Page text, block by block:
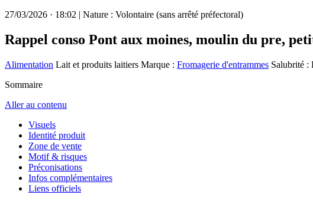
27/03/2026 · 18:02 | Nature : Volontaire (sans arrêté préfectoral)
Rappel conso Pont aux moines, moulin du pre,
Alimentation Lait et produits laitiers Marque : Fromagerie d'entrammes Salubrité :
Sommaire
Aller au contenu
Visuels
Identité produit
Zone de vente
Motif & risques
Préconisations
Infos complémentaires
Liens officiels